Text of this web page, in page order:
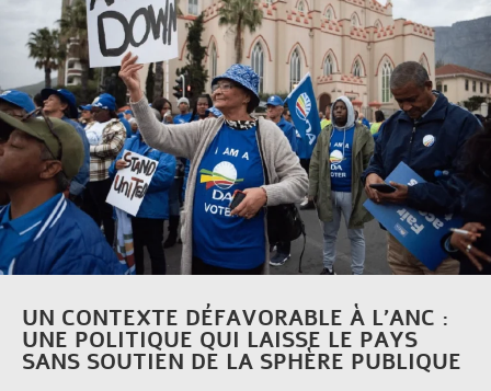
UN CONTEXTE DÉFAVORABLE À L’ANC :
UNE POLITIQUE QUI LAISSE LE PAYS
SANS SOUTIEN DE LA SPHÈRE PUBLIQUE